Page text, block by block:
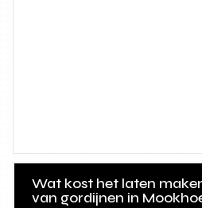
Wat kost het laten
van gordijnen in